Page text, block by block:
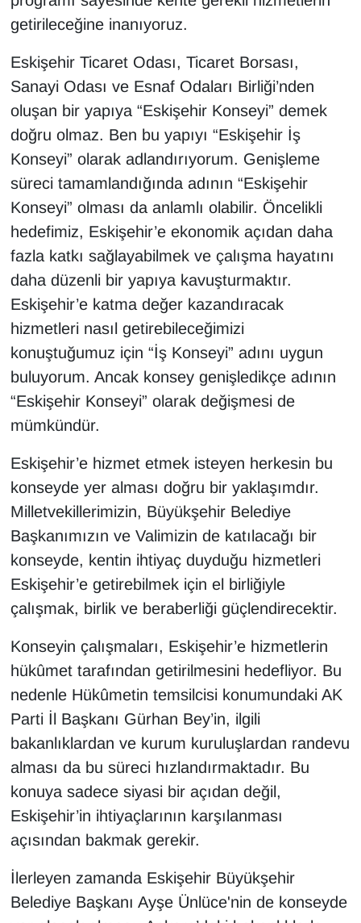
getirileceğine inanıyoruz.
Eskişehir Ticaret Odası, Ticaret Borsası,
Sanayi Odası ve Esnaf Odaları Birliği’nden
oluşan bir yapıya “Eskişehir Konseyi” demek
doğru olmaz. Ben bu yapıyı “Eskişehir İş
Konseyi” olarak adlandırıyorum. Genişleme
süreci tamamlandığında adının “Eskişehir
Konseyi” olması da anlamlı olabilir. Öncelikli
hedefimiz, Eskişehir’e ekonomik açıdan daha
fazla katkı sağlayabilmek ve çalışma hayatını
daha düzenli bir yapıya kavuşturmaktır.
Eskişehir’e katma değer kazandıracak
hizmetleri nasıl getirebileceğimizi
konuştuğumuz için “İş Konseyi” adını uygun
buluyorum. Ancak konsey genişledikçe adının
“Eskişehir Konseyi” olarak değişmesi de
mümkündür.
Eskişehir’e hizmet etmek isteyen herkesin bu
konseyde yer alması doğru bir yaklaşımdır.
Milletvekillerimizin, Büyükşehir Belediye
Başkanımızın ve Valimizin de katılacağı bir
konseyde, kentin ihtiyaç duyduğu hizmetleri
Eskişehir’e getirebilmek için el birliğiyle
çalışmak, birlik ve beraberliği güçlendirecektir.
Konseyin çalışmaları, Eskişehir’e hizmetlerin
hükûmet tarafından getirilmesini hedefliyor. Bu
nedenle Hükûmetin temsilcisi konumundaki AK
Parti İl Başkanı Gürhan Bey’in, ilgili
bakanlıklardan ve kurum kuruluşlardan randevu
alması da bu süreci hızlandırmaktadır. Bu
konuya sadece siyasi bir açıdan değil,
Eskişehir’in ihtiyaçlarının karşılanması
açısından bakmak gerekir.
İlerleyen zamanda Eskişehir Büyükşehir
Belediye Başkanı Ayşe Ünlüce'nin de konseyde